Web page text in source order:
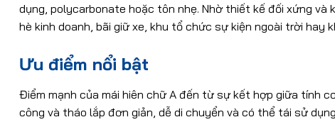
dụng, polycarbonate hoặc tôn nhẹ. Nhờ thiết kế đối xứng
hè kinh doanh, bãi giữ xe, khu tổ chức sự kiện ngoài trời hay
Ưu điểm nổi bật
Điểm mạnh của mái hiên chữ A đến từ sự kết hợp giữa tính
công và tháo lắp đơn giản, dễ di chuyển và có thể tái sử